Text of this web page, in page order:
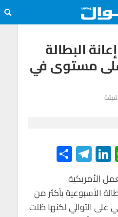
البطالة
مستوى في
W
h
at
s
Li
n
ke
dI
Te
le
gr
a
ar
e
الأمريكية
الأسبوعية بأكثر من
على التوالي لكنها ظلت